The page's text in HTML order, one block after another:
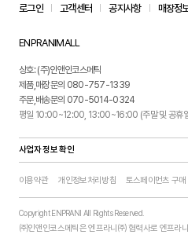
로그인 고객센터 공지사항 매장정
ENPRANIMALL
상호: (주)인앤인코스메틱
제품,매장문의 080-757-1339
주문,배송문의 070-5014-0324
평일 10:00~12:00, 13:00~16:00 (주말 및 공휴
사업자 정보 확인
이용약관 개인정보처리방침 토스페이먼츠 구
Copyright ENPRANI All Rights Reserved.
㈜인앤인코스메틱은 엔프라니㈜ 협력사로 엔프라